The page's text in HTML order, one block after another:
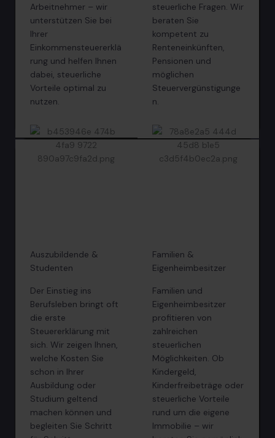
Arbeitnehmer – wir
unterstützen Sie bei
Ihrer
Einkommensteuererklä
rung und helfen Ihnen
dabei, steuerliche
Vorteile optimal zu
nutzen.
steuerliche Fragen. Wir
beraten Sie
kompetent zu
Renteneinkünften,
Pensionen und
möglichen
Steuervergünstigunge
n.
Auszubildende &
Studenten
Der Einstieg ins
Berufsleben bringt oft
die erste
Steuererklärung mit
sich. Wir zeigen Ihnen,
welche Kosten Sie
schon in Ihrer
Ausbildung oder
Studium geltend
machen können und
begleiten Sie Schritt
Familien &
Eigenheimbesitzer
Familien und
Eigenheimbesitzer
profitieren von
zahlreichen
steuerlichen
Möglichkeiten. Ob
Kindergeld,
Kinderfreibeträge oder
steuerliche Vorteile
rund um die eigene
Immobilie – wir